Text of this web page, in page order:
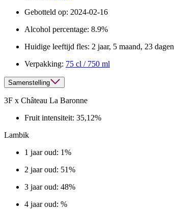
Gebotteld op: 2024-02-16
Alcohol percentage: 8.9%
Huidige leeftijd fles: 2 jaar, 5 maand, 23 dagen
Verpakking: 75 cl / 750 ml
Samenstelling
3F x Château La Baronne
Fruit intensiteit: 35,12%
Lambik
1 jaar oud: 1%
2 jaar oud: 51%
3 jaar oud: 48%
4 jaar oud: %